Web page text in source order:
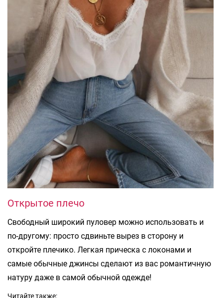
Открытое плечо
Свободный широкий пуловер можно использовать и
по-другому: просто сдвиньте вырез в сторону и
откройте плечико. Легкая прическа с локонами и
самые обычные джинсы сделают из вас романтичную
натуру даже в самой обычной одежде!
Читайте также: